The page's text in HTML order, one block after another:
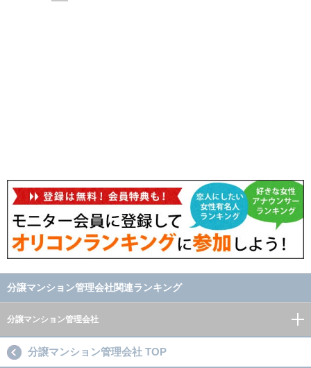
分譲マンション管理会社関連ランキング
分譲マンション管理会社
分譲マンション管理会社 TOP